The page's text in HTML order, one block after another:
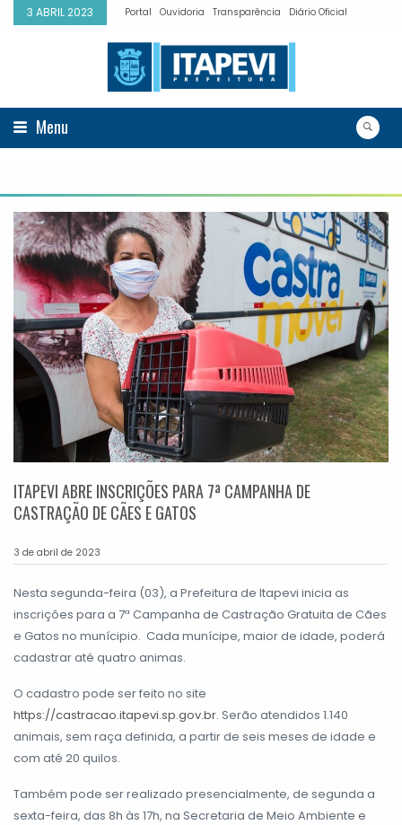
3 ABRIL 2023 Portal Ouvidoria Transparência Diário Oficial
Menu
ITAPEVI ABRE INSCRIÇÕES PARA 7ª CAMPANHA DE
CASTRAÇÃO DE CÃES E GATOS
3 de abril de 2023
Nesta segunda-feira (03), a Prefeitura de Itapevi inicia as
inscrições para a 7ª Campanha de Castração Gratuita de Cães
e Gatos no munícipio. Cada munícipe, maior de idade, poderá
cadastrar até quatro animas.
O cadastro pode ser feito no site
https://castracao.itapevi.sp.gov.br. Serão atendidos 1.140
animais, sem raça definida, a partir de seis meses de idade e
com até 20 quilos.
Também pode ser realizado presencialmente, de segunda a
sexta-feira, das 8h às 17h, na Secretaria de Meio Ambiente e